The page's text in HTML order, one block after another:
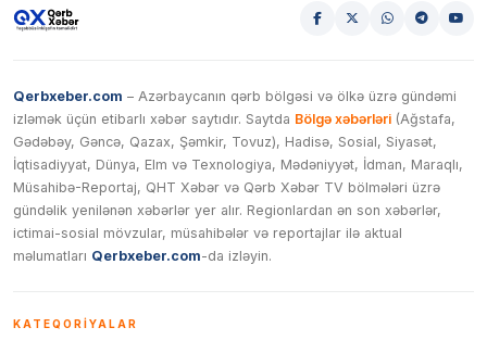
Qerbxeber.com – Azərbaycanın qərb bölgəsi və ölkə üzrə gündəmi
izləmək üçün etibarlı xəbər saytıdır. Saytda Bölgə xəbərləri (Ağstafa,
Gədəbəy, Gəncə, Qazax, Şəmkir, Tovuz), Hadisə, Sosial, Siyasət,
İqtisadiyyat, Dünya, Elm və Texnologiya, Mədəniyyət, İdman, Maraqlı,
Müsahibə-Reportaj, QHT Xəbər və Qərb Xəbər TV bölmələri üzrə
gündəlik yenilənən xəbərlər yer alır. Regionlardan ən son xəbərlər,
ictimai-sosial mövzular, müsahibələr və reportajlar ilə aktual
məlumatları Qerbxeber.com-da izləyin.
KATEQORIYALAR